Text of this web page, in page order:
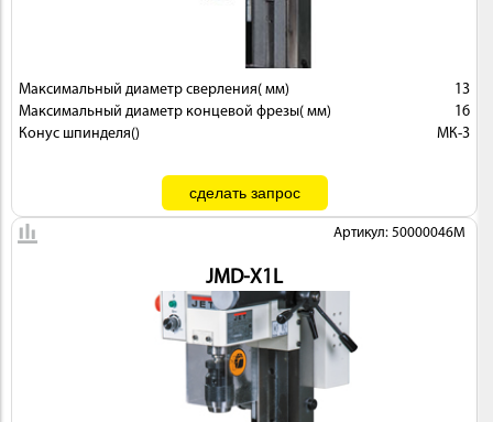
Максимальный диаметр сверления( мм)
13
Максимальный диаметр концевой фрезы( мм)
16
Конус шпинделя()
МК-3
Артикул: 50000046M
JMD-X1L